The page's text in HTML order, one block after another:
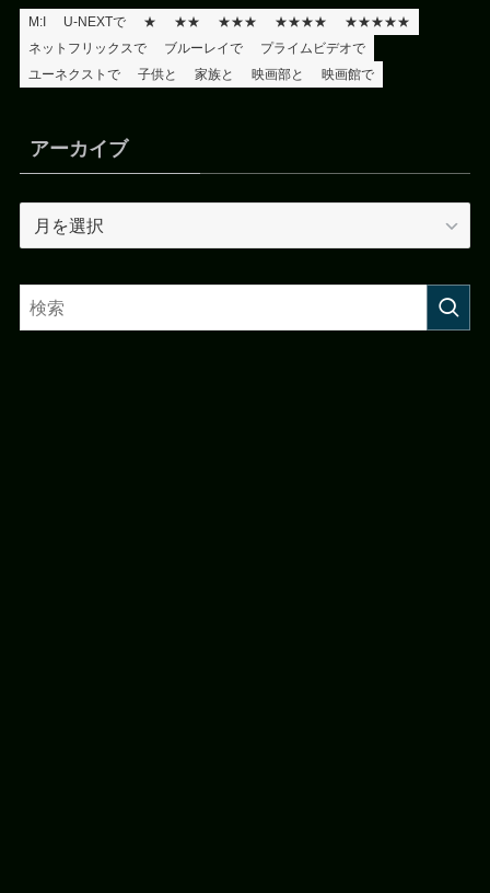
M:I U-NEXTで ★ ★★ ★★★ ★★★★
★★★★★
ネットフリックスで
ブルーレイで
プライムビデオで
ユーネクストで
子供と 家族と 映画部と 映画館で
アーカイブ
ー
イ